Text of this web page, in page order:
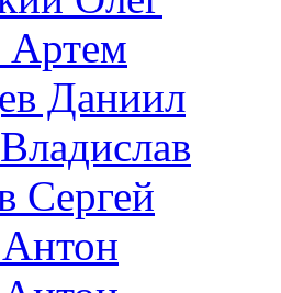
Артем
Даниил
Сергей